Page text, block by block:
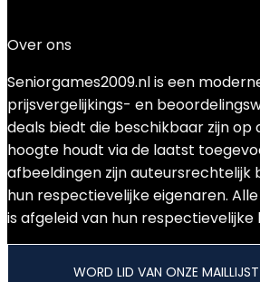
Over ons
Seniorgames2009.nl is een
prijsvergelijkings- en
deals biedt die beschikbaar zijn op
hoogte houdt via de laatst
afbeeldingen zijn auteursrechtelijk
hun respectievelijke eigenaren.
is afgeleid van hun respectievelijke
WORD LID VAN ONZE